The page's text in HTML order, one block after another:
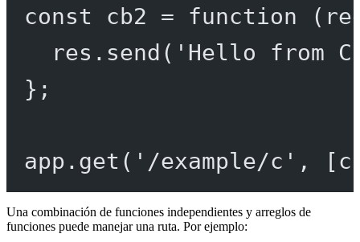
const cb2 = function (
res. send ( 'Hello from
};
app. get ( '/example/c' ,
Una combinación de funciones independientes y arreglos de
funciones puede manejar una ruta. Por ejemplo: